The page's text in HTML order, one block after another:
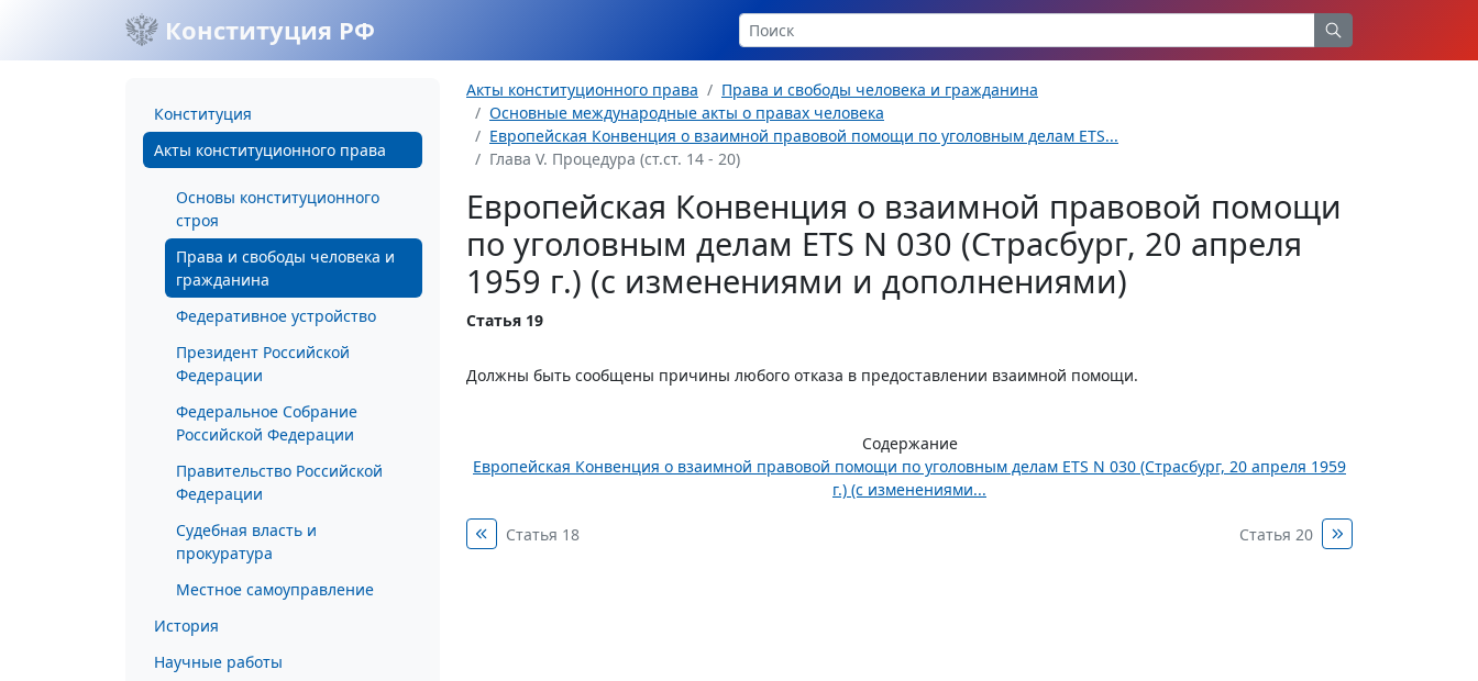
Конституция РФ
Конституция
Акты конституционного права
Основы конституционного
строя
Права и свободы человека и
гражданина
Федеративное устройство
Президент Российской
Федерации
Федеральное Собрание
Российской Федерации
Правительство Российской
Федерации
Судебная власть и
прокуратура
Местное самоуправление
История
Научные работы
Акты конституционного права
Права и свободы человека и гражданина
Основные международные акты о правах человека
Европейская Конвенция о взаимной правовой помощи по уголовным делам ETS...
Глава V. Процедура (ст.ст. 14 - 20)
Европейская Конвенция о взаимной правовой помощи
по уголовным делам ETS N 030 (Страсбург, 20 апреля
1959 г.) (с изменениями и дополнениями)
Статья 19
Должны быть сообщены причины любого отказа в предоставлении взаимной помощи.
Содержание
Европейская Конвенция о взаимной правовой помощи по уголовным делам ETS N 030 (Страсбург, 20 апреля 1959
г.) (с изменениями...
Статья 18 Статья 20